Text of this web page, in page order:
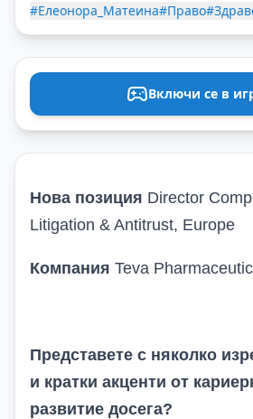
#Елеонора_Матеина#Право
Включи се в
Нова позиция Director
Litigation & Antitrust, Europe
Компания Teva
Представете с няколко
и кратки акценти от
развитие досега?